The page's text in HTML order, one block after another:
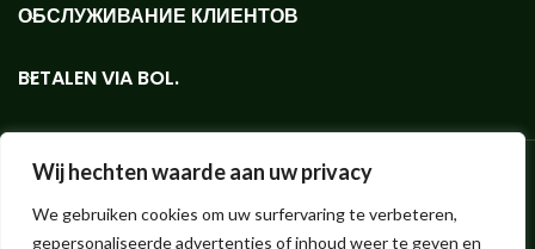
Wij hechten waarde aan uw privacy
We gebruiken cookies om uw surfervaring te verbeteren,
gepersonaliseerde advertenties of inhoud weer te geven en
ОБСЛУЖИВАНИЕ КЛИЕНТОВ
BETALEN VIA BOL.
Bioethanolshop - Интернет-магазин, предлагающий биоэтанол
KieselGreen как в малых, так и в больших объемах.